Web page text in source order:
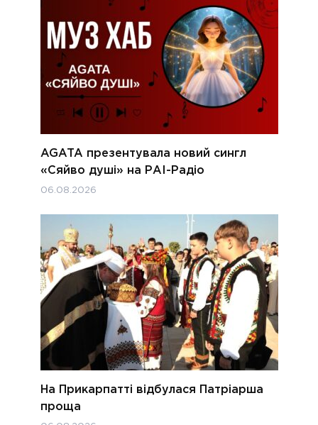
AGATA презентувала новий сингл
«Сяйво душі» на РАІ-Радіо
06.08.2026
На Прикарпатті відбулася Патріарша
проща